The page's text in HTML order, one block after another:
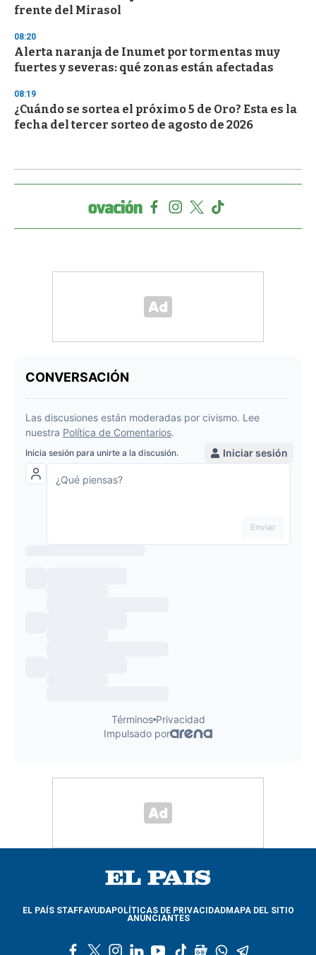
frente del Mirasol
08:20
Alerta naranja de Inumet por tormentas muy
fuertes y severas: qué zonas están afectadas
08:19
¿Cuándo se sortea el próximo 5 de Oro? Esta es la
fecha del tercer sorteo de agosto de 2026
EL PAÍS STAFFAYUDAPOLÍTICAS DE PRIVACIDADMAPA DEL SITIO
ANUNCIANTES
l y t g w